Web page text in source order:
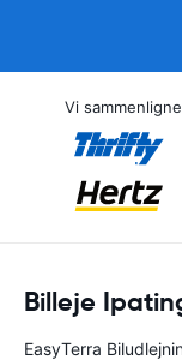
Vi
Billeje
EasyTerra